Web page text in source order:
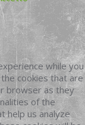
while you
cookies that are
browser as they
of the
help us analyze